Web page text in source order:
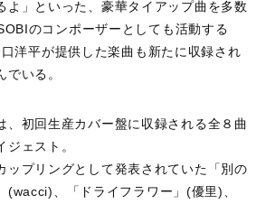
よ」といった、豪華タイアップ曲を多数
のコンポーザーとしても活動する
洋平が提供した楽曲も新たに収録され
いる。
、初回生産カバー盤に収録される全８曲
ェスト。
ップリングとして発表されていた「別の
(wacci)、「ドライフラワー」(優里)、